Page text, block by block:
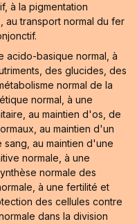
à la pigmentation
au transport normal du fer
acido-basique normal, à
des glucides, des
normal de la
normal, à une
au maintien d'os, de
au maintien d'un
au maintien d'une
normale, à une
normale des
à une fertilité et
des cellules contre
dans la division